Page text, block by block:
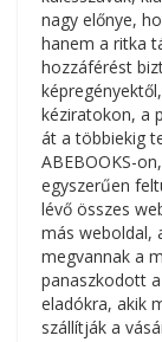
nagy előnye,
hanem a ritka
hozzáférést
kéziratokon, a
át a többiekig
ABEBOOKS-
egyszerűen
lévő összes
más weboldal,
megvannak a
panaszkodott
eladókra, akik
szállítják a